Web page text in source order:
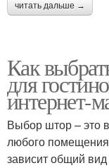
читать дальше →
Как
для
интернет-
Выбор штор – это
любого
зависит общий